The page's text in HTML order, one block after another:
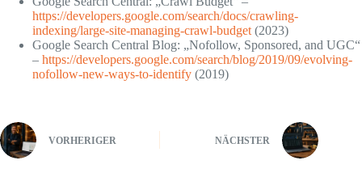
https://developers.google.com/search/docs/crawling-
indexing/large-site-managing-crawl-budget (2023)
Google Search Central Blog: „Nofollow, Sponsored, and UGC“
– https://developers.google.com/search/blog/2019/09/evolving-
nofollow-new-ways-to-identify (2019)
VORHERIGER NÄCHSTER